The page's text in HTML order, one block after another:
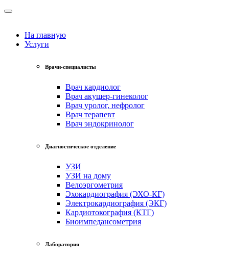
На главную
Услуги
Врачи-специалисты
Врач кардиолог
Врач акушер-гинеколог
Врач уролог, нефролог
Врач терапевт
Врач эндокринолог
Диагностическое отделение
УЗИ
УЗИ на дому
Велоэргометрия
Эхокардиография (ЭХО-КГ)
Электрокардиография (ЭКГ)
Кардиотокография (КТГ)
Биоимпедансометрия
Лаборатория